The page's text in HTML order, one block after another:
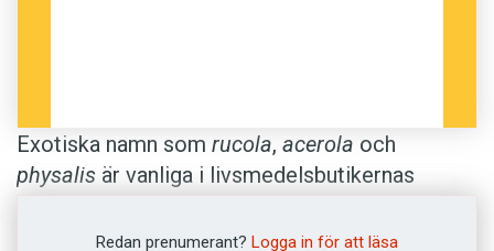
Exotiska namn som rucola, acerola och
physalis är vanliga i livsmedelsbutikernas
det svenska namn som inte används lika ofta.
Redan prenumerant? Logga in för att läsa